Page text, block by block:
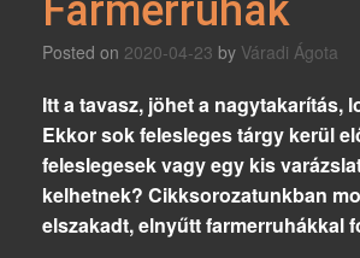
Farmerruhák
Posted on 2020-04-23 by Váradi Ágota
Itt a tavasz, jöhet a nagytakarítás,
Ekkor sok felesleges tárgy kerül
feleslegesek vagy egy kis
kelhetnek? Cikksorozatunkban
elszakadt, elnyűtt farmerruhákkal